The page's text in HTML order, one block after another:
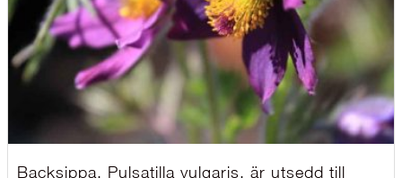
Backsippa, Pulsatilla vulgaris, är utsedd till